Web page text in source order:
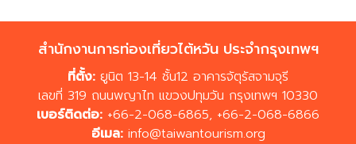
สำนักงานการท่องเที่ยวไต้หวัน ประจำกรุงเทพฯ
ที่ตั้ง: ยูนิต 13-14 ชั้น12 อาคารจัตุรัสจามจุรี
เลขที่ 319 ถนนพญาไท แขวงปทุมวัน กรุงเทพฯ 10330
เบอร์ติดต่อ: +66-2-068-6865, +66-2-068-6866
อีเมล: info@taiwantourism.org